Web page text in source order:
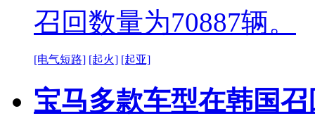
召回数量为70887辆。
[电气短路] [起火] [起亚]
宝马多款车型在韩国召